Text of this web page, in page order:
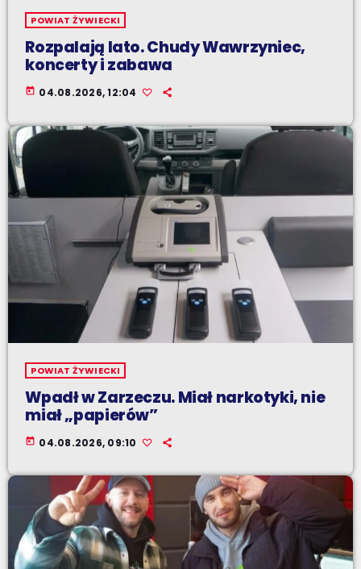
POWIAT ŻYWIECKI
Rozpalają lato. Chudy Wawrzyniec,
koncerty i zabawa
today 04.08.2026, 12:04
POWIAT ŻYWIECKI
Wpadł w Zarzeczu. Miał narkotyki, nie
miał „papierów”
today 04.08.2026, 09:10